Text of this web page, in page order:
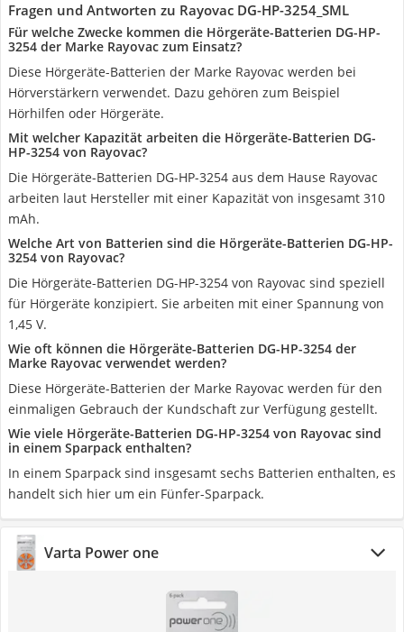
Fragen und Antworten zu Rayovac DG-HP-3254_SML
Für welche Zwecke kommen die Hörgeräte-Batterien DG-HP-
3254 der Marke Rayovac zum Einsatz?
Diese Hörgeräte-Batterien der Marke Rayovac werden bei
Hörverstärkern verwendet. Dazu gehören zum Beispiel
Hörhilfen oder Hörgeräte.
Mit welcher Kapazität arbeiten die Hörgeräte-Batterien DG-
HP-3254 von Rayovac?
Die Hörgeräte-Batterien DG-HP-3254 aus dem Hause Rayovac
arbeiten laut Hersteller mit einer Kapazität von insgesamt 310
mAh.
Welche Art von Batterien sind die Hörgeräte-Batterien DG-HP-
3254 von Rayovac?
Die Hörgeräte-Batterien DG-HP-3254 von Rayovac sind speziell
für Hörgeräte konzipiert. Sie arbeiten mit einer Spannung von
1,45 V.
Wie oft können die Hörgeräte-Batterien DG-HP-3254 der
Marke Rayovac verwendet werden?
Diese Hörgeräte-Batterien der Marke Rayovac werden für den
einmaligen Gebrauch der Kundschaft zur Verfügung gestellt.
Wie viele Hörgeräte-Batterien DG-HP-3254 von Rayovac sind
in einem Sparpack enthalten?
In einem Sparpack sind insgesamt sechs Batterien enthalten, es
handelt sich hier um ein Fünfer-Sparpack.
Varta Power one